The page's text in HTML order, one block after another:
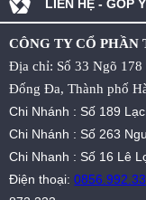
LIÊN HỆ - GÓP Ý
CÔNG TY CỔ
Địa chỉ: Số 33 Ngõ 178
Đống Đa, Thành phố
Chi Nhánh : Số 189
Chi Nhánh : Số 263
Chi Nhanh : Số 16 Lê
Điện thoại: